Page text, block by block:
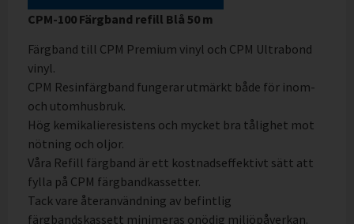
CPM-100 Färgband refill Blå 50 m
Färgband till CPM Premium vinyl och CPM Ultrabond
vinyl.
CPM Resinfärgband fungerar utmärkt både för inom-
och utomhusbruk.
Hög kemikalieresistens och mycket bra tålighet mot
nötning och oljor.
Våra Refill färgband är ett kostnadseffektivt sätt att
fylla på CPM färgbandkassetter.
Tack vare återanvändning av befintlig
färgbandskassett minimeras onödig miljöpåverkan.